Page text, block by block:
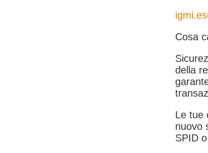
Cosa
della
Le tue
nuovo
SPID